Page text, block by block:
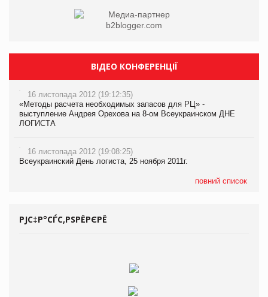
ВІДЕО КОНФЕРЕНЦІЇ
16 листопада 2012 (19:12:35)
«Методы расчета необходимых запасов для РЦ» -
выступление Андрея Орехова на 8-ом Всеукраинском ДНЕ
ЛОГИСТА
16 листопада 2012 (19:08:25)
Всеукраинский День логиста, 25 ноября 2011г.
повний список
РЈС‡Р°СЃС‚РЅРЁРЄРЁ